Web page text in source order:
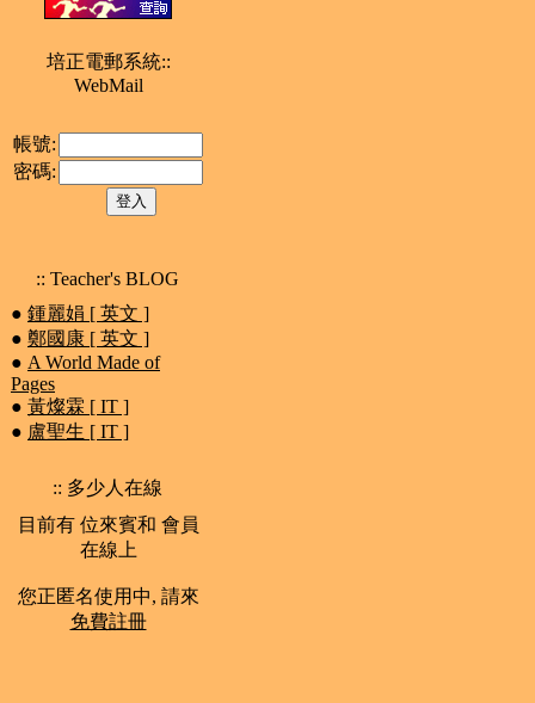
培正電郵系統::
WebMail
帳號:
密碼:
:: Teacher's BLOG
● 鍾麗娟 [ 英文 ]
● 鄭國康 [ 英文 ]
● A World Made of
Pages
● 黃燦霖 [ IT ]
● 盧聖生 [ IT ]
:: 多少人在線
目前有 位來賓和 會員
在線上
您正匿名使用中, 請來
免費註冊